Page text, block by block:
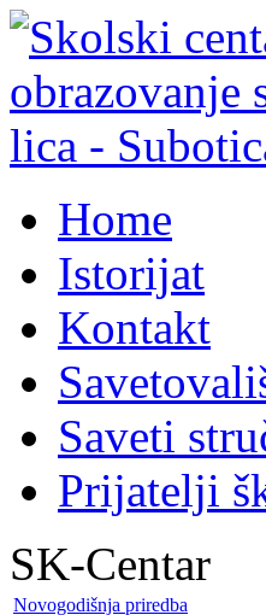
Home
Istorijat
Kontakt
Saveti
Prijatelji
SK-Centar
Novogodišnja priredba